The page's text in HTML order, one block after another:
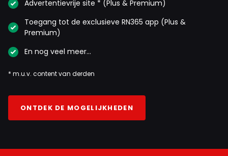
Advertentievrije site * (Plus & Premium)
Toegang tot de exclusieve RN365 app (Plus &
Premium)
En nog veel meer…
* m.u.v. content van derden
ONTDEK DE MOGELIJKHEDEN